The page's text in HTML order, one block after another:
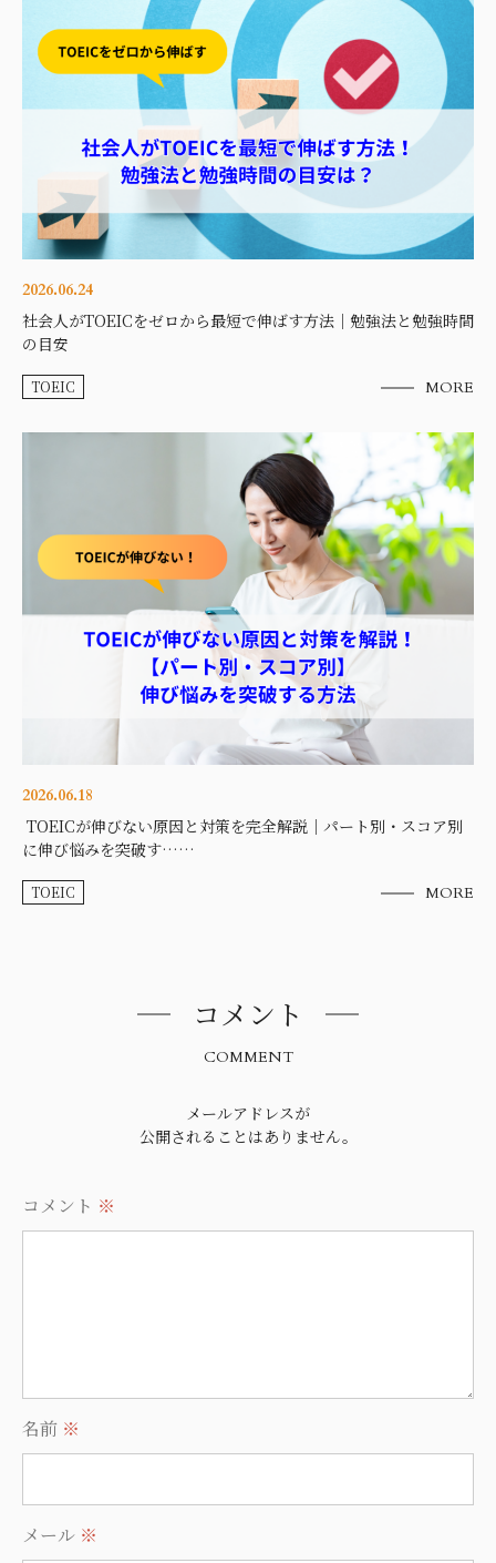
2026.06.24
社会人がTOEICをゼロから最短で伸ばす方法｜勉強法と勉強時間
の目安
TOEIC MORE
2026.06.18
TOEICが伸びない原因と対策を完全解説｜パート別・スコア別
に伸び悩みを突破す……
TOEIC MORE
コメント
COMMENT
メールアドレスが
公開されることはありません。
コメント ※
名前 ※
メール ※